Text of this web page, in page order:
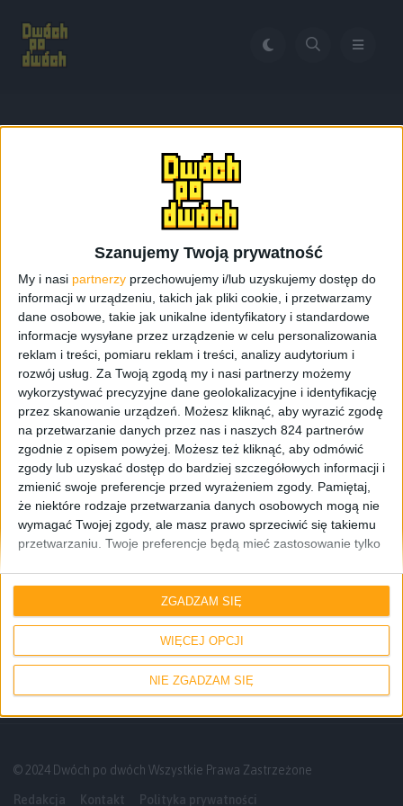
Szanujemy Twoją prywatność
My i nasi partnerzy przechowujemy i/lub uzyskujemy dostęp do
informacji w urządzeniu, takich jak pliki cookie, i przetwarzamy
dane osobowe, takie jak unikalne identyfikatory i standardowe
informacje wysyłane przez urządzenie w celu personalizowania
reklam i treści, pomiaru reklam i treści, analizy audytorium i
rozwój usług. Za Twoją zgodą my i nasi partnerzy możemy
wykorzystywać precyzyjne dane geolokalizacyjne i identyfikację
przez skanowanie urządzeń. Możesz kliknąć, aby wyrazić zgodę
na przetwarzanie danych przez nas i naszych 824 partnerów
zgodnie z opisem powyżej. Możesz też kliknąć, aby odmówić
zgody lub uzyskać dostęp do bardziej szczegółowych informacji i
zmienić swoje preferencje przed wyrażeniem zgody. Pamiętaj,
że niektóre rodzaje przetwarzania danych osobowych mogą nie
wymagać Twojej zgody, ale masz prawo sprzeciwić się takiemu
przetwarzaniu. Twoje preferencje będą mieć zastosowanie tylko
przycisk "Prywatność" na dole strony.
WIĘCEJ OPCJI
NIE ZGADZAM SIĘ
ZGADZAM SIĘ
Galaxy Grand 2 w złotym kolorze
Galaxy Grand 2 w
złotym kolorze
Smartfony
Złoty Samsung Galaxy Grand 2 debiutuje
© 2024 Dwóch po dwóch Wszystkie Prawa Zastrzeżone
Redakcja Kontakt Polityka prywatności